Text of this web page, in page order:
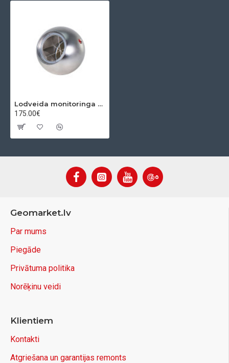
Lodveida monitoringa prizma, Ø30 mm, K= -11,3 mm,
175.00€
Geomarket.lv
Par mums
Piegāde
Privātuma politika
Norēķinu veidi
Klientiem
Kontakti
Atgriešana un garantijas remonts